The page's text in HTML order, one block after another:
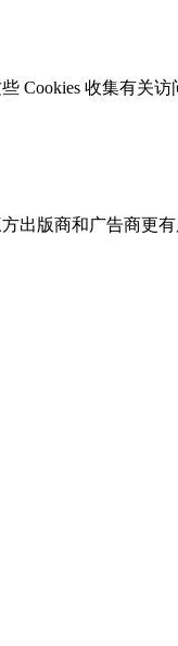
Cookies 收集有关
版商和广告商更有